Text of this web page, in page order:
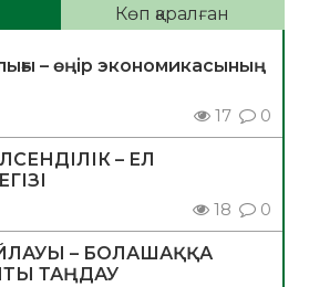
Көп қаралған
– өңір экономикасының
17 0
– ЕЛ
18 0
– БОЛАШАҚҚА
ТАҢДАУ